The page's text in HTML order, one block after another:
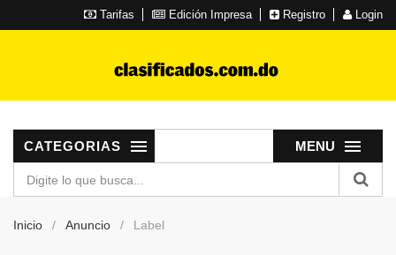
Tarifas Edición Impresa Registro Login
MENU
CATEGORIAS
Inicio Anuncio Label